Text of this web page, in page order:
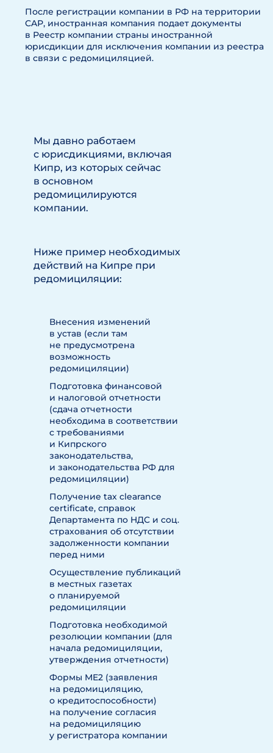
После регистрации компании в РФ на территории
CAР, иностранная компания подает документы
в Реестр компании страны иностранной
юрисдикции для исключения компании из реестра
в связи с редомициляцией.
Мы давно работаем
с юрисдикциями, включая
Кипр, из которых сейчас
в основном
редомицилируются
компании.
Ниже пример необходимых
действий на Кипре при
редомициляции:
Внесения изменений
в устав (если там
не предусмотрена
возможность
редомициляции)
Подготовка финансовой
и налоговой отчетности
(сдача отчетности
необходима в соответствии
с требованиями
и Кипрского
законодательства,
и законодательства РФ для
редомициляции)
Получение tax clearance
certificate, справок
Департамента по НДС и соц.
страхования об отсутствии
задолженности компании
перед ними
Осуществление публикаций
в местных газетах
о планируемой
редомициляции
Подготовка необходимой
резолюции компании (для
начала редомициляции,
утверждения отчетности)
Формы МЕ2 (заявления
на редомициляцию,
о кредитоспособности)
на получение согласия
на редомициляцию
у регистратора компании